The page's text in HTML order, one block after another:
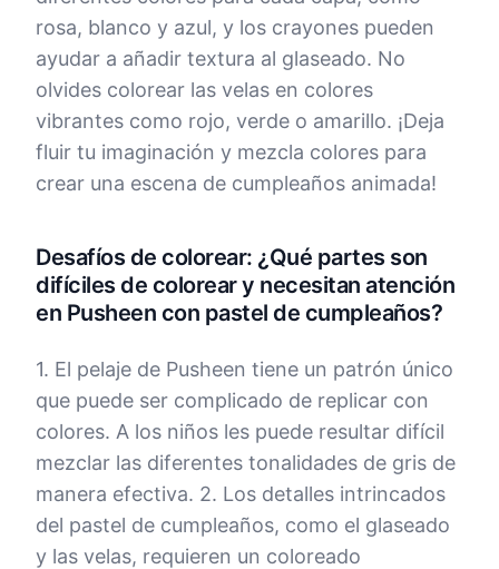
rosa, blanco y azul, y los crayones pueden
ayudar a añadir textura al glaseado. No
olvides colorear las velas en colores
vibrantes como rojo, verde o amarillo. ¡Deja
fluir tu imaginación y mezcla colores para
crear una escena de cumpleaños animada!
Desafíos de colorear: ¿Qué partes son
difíciles de colorear y necesitan atención
en Pusheen con pastel de cumpleaños?
1. El pelaje de Pusheen tiene un patrón único
que puede ser complicado de replicar con
colores. A los niños les puede resultar difícil
mezclar las diferentes tonalidades de gris de
manera efectiva. 2. Los detalles intrincados
del pastel de cumpleaños, como el glaseado
y las velas, requieren un coloreado